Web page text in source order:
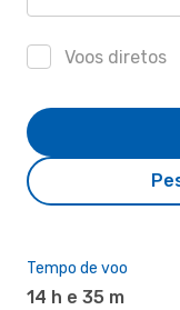
Voos diretos
Tempo de voo
14 h e 35 m